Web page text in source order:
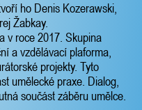
ho Denis Kozerawski,
Žabkay.
v roce 2017. Skupina
a vzdělávací plaforma,
projekty. Tyto
umělecké praxe. Dialog,
součást záběru umělce.